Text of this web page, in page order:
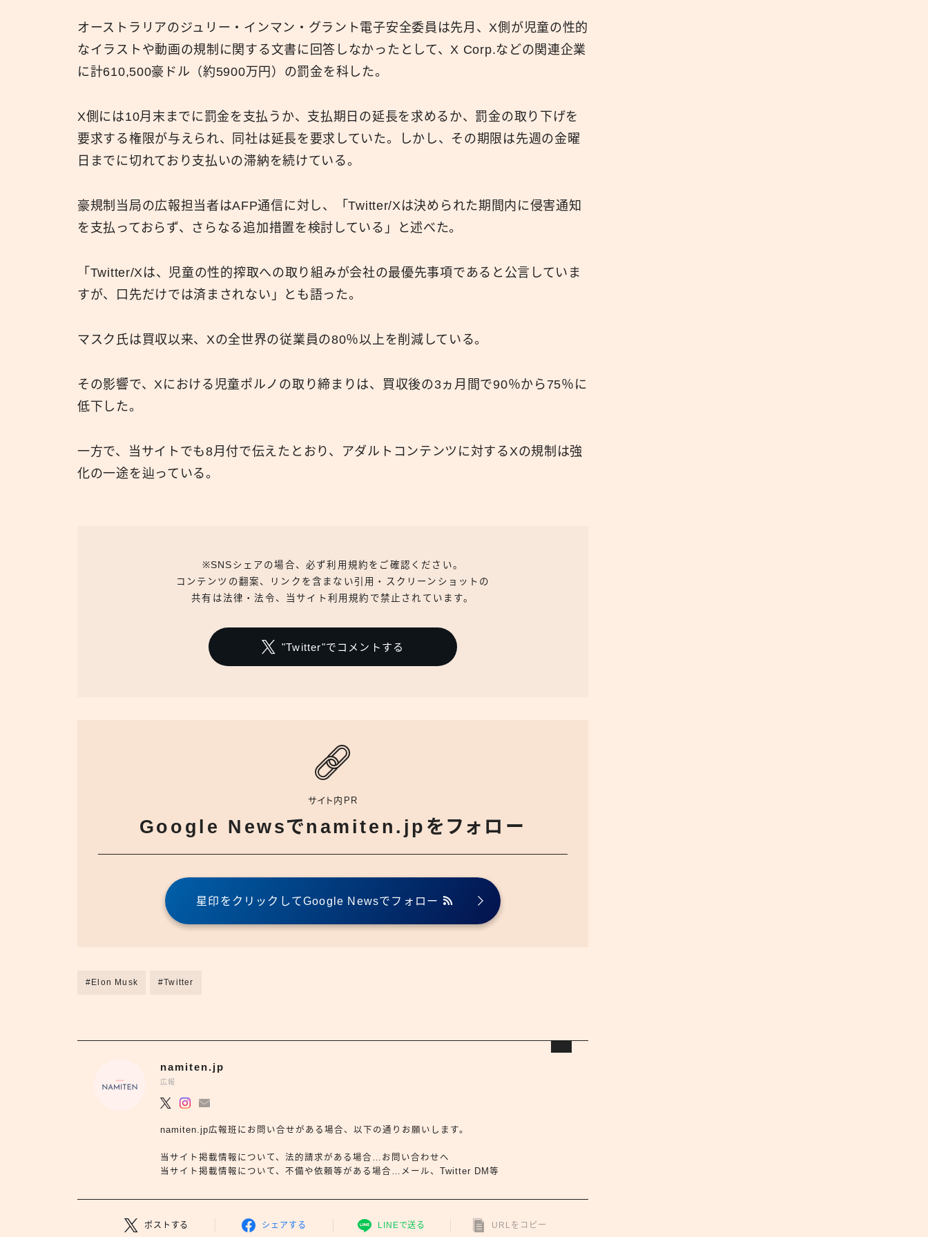
オーストラリアのジュリー・インマン・グラント電子安全委員は先月、X側が児童の性的
なイラストや動画の規制に関する文書に回答しなかったとして、X Corp.などの関連企業
に計610,500豪ドル（約5900万円）の罰金を科した。
X側には10月末までに罰金を支払うか、支払期日の延長を求めるか、罰金の取り下げを
要求する権限が与えられ、同社は延長を要求していた。しかし、その期限は先週の金曜
日までに切れており支払いの滞納を続けている。
豪規制当局の広報担当者はAFP通信に対し、「Twitter/Xは決められた期間内に侵害通知
を支払っておらず、さらなる追加措置を検討している」と述べた。
「Twitter/Xは、児童の性的搾取への取り組みが会社の最優先事項であると公言していま
すが、口先だけでは済まされない」とも語った。
マスク氏は買収以来、Xの全世界の従業員の80％以上を削減している。
その影響で、Xにおける児童ポルノの取り締まりは、買収後の3ヵ月間で90％から75％に
低下した。
一方で、当サイトでも8月付で伝えたとおり、アダルトコンテンツに対するXの規制は強
化の一途を辿っている。
※SNSシェアの場合、必ず利用規約をご確認ください。
コンテンツの翻案、リンクを含まない引用・スクリーンショットの
共有は法律・法令、当サイト利用規約で禁止されています。
"Twitter"でコメントする
サイト内PR
Google Newsでnamiten.jpをフォロー
星印をクリックしてGoogle Newsでフォロー
#Elon Musk #Twitter
namiten.jp
広報
namiten.jp広報班にお問い合せがある場合、以下の通りお願いします。
当サイト掲載情報について、法的請求がある場合…お問い合わせへ
当サイト掲載情報について、不備や依頼等がある場合…メール、Twitter DM等
ポストする シェアする LINEで送る URLをコピー